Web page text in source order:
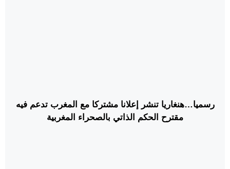
رسميا…هنغاريا تنشر إعلانا مشتركا مع المغرب تدعم فيه
مقترح الحكم الذاتي بالصحراء المغربية